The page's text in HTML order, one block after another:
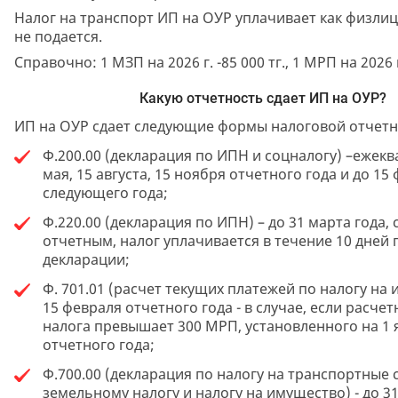
Налог на транспорт ИП на ОУР уплачивает как
не подается.
Справочно: 1 МЗП на 2026 г. -85 000 тг., 1 МРП на 2026
Какую отчетность сдает ИП на ОУР?
ИП на ОУР сдает следующие формы налоговой
Ф.200.00 (декларация по ИПН и соцналогу)
мая, 15 августа, 15 ноября отчетного года и до 15
следующего года;
Ф.220.00 (декларация по ИПН) – до 31 марта года,
отчетным, налог уплачивается в течение 10 дней
декларации;
Ф. 701.01 (расчет текущих платежей по налогу на
15 февраля отчетного года - в случае, если
налога превышает 300 МРП, установленного на 1
отчетного года;
Ф.700.00 (декларация по налогу на транспортные
земельному налогу и налогу на имущество) - до